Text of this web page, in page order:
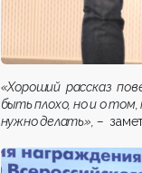
«Хороший рассказ
быть плохо, но и о
нужно делать», –